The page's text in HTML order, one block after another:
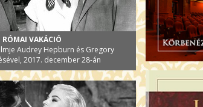
VAKÁCIÓ
Audrey Hepburn és Gregory
2017. december 28-án